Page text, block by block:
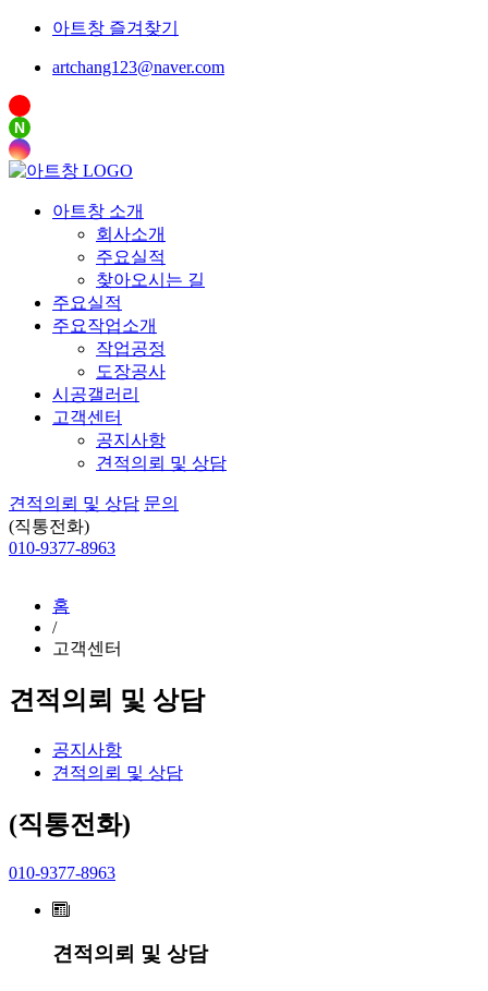
아트창 즐겨찾기
artchang123@naver.com
N
아트창 소개
회사소개
주요실적
찾아오시는 길
주요실적
주요작업소개
작업공정
도장공사
시공갤러리
고객센터
공지사항
견적의뢰 및 상담
견적의뢰 및 상담 문의
(직통전화)
010-9377-8963
홈
/
고객센터
견적의뢰 및 상담
공지사항
견적의뢰 및 상담
(직통전화)
010-9377-8963
견적의뢰 및 상담